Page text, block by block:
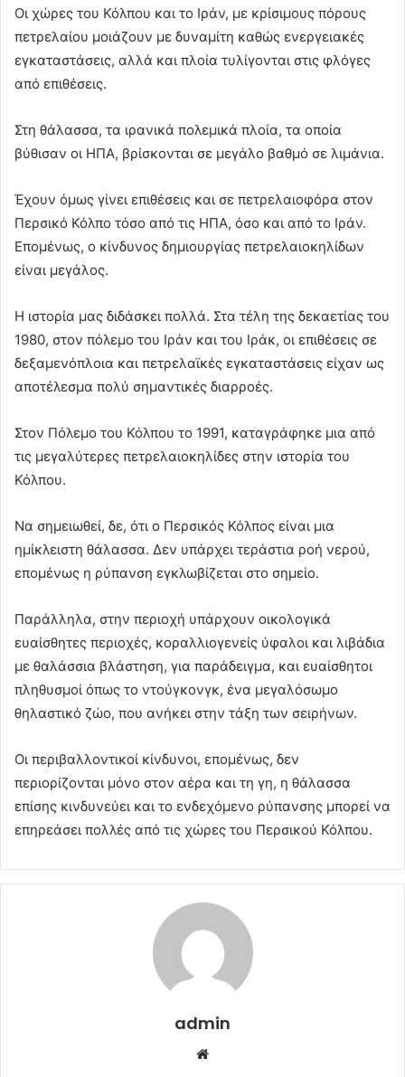
Οι χώρες του Κόλπου και το Ιράν, με κρίσιμους πόρους
πετρελαίου μοιάζουν με δυναμίτη καθώς ενεργειακές
εγκαταστάσεις, αλλά και πλοία τυλίγονται στις φλόγες
από επιθέσεις.
Στη θάλασσα, τα ιρανικά πολεμικά πλοία, τα οποία
βύθισαν οι ΗΠΑ, βρίσκονται σε μεγάλο βαθμό σε λιμάνια.
Έχουν όμως γίνει επιθέσεις και σε πετρελαιοφόρα στον
Περσικό Κόλπο τόσο από τις ΗΠΑ, όσο και από το Ιράν.
Επομένως, ο κίνδυνος δημιουργίας πετρελαιοκηλίδων
είναι μεγάλος.
Η ιστορία μας διδάσκει πολλά. Στα τέλη της δεκαετίας του
1980, στον πόλεμο του Ιράν και του Ιράκ, οι επιθέσεις σε
δεξαμενόπλοια και πετρελαϊκές εγκαταστάσεις είχαν ως
αποτέλεσμα πολύ σημαντικές διαρροές.
Στον Πόλεμο του Κόλπου το 1991, καταγράφηκε μια από
τις μεγαλύτερες πετρελαιοκηλίδες στην ιστορία του
Κόλπου.
Να σημειωθεί, δε, ότι ο Περσικός Κόλπος είναι μια
ημίκλειστη θάλασσα. Δεν υπάρχει τεράστια ροή νερού,
επομένως η ρύπανση εγκλωβίζεται στο σημείο.
Παράλληλα, στην περιοχή υπάρχουν οικολογικά
ευαίσθητες περιοχές, κοραλλιογενείς ύφαλοι και λιβάδια
με θαλάσσια βλάστηση, για παράδειγμα, και ευαίσθητοι
πληθυσμοί όπως το ντούγκονγκ, ένα μεγαλόσωμο
θηλαστικό ζώο, που ανήκει στην τάξη των σειρήνων.
Οι περιβαλλοντικοί κίνδυνοι, επομένως, δεν
περιορίζονται μόνο στον αέρα και τη γη, η θάλασσα
επίσης κινδυνεύει και το ενδεχόμενο ρύπανσης μπορεί να
επηρεάσει πολλές από τις χώρες του Περσικού Κόλπου.
admin